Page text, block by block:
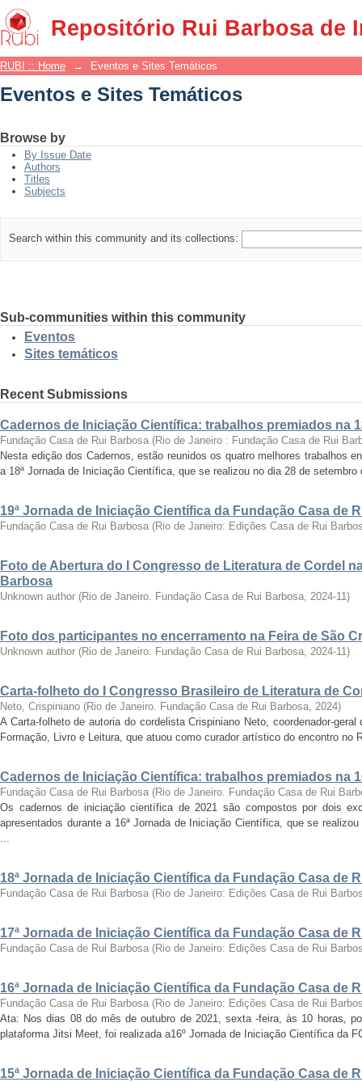
Repositório Rui Barbosa de
Eventos e Sites Temáticos
RUBI :: Home → Eventos e Sites Temáticos
Eventos e Sites Temáticos
Browse by
By Issue Date
Authors
Titles
Subjects
Search within this community and its collections:
Sub-communities within this community
Eventos
Sites temáticos
Recent Submissions
Cadernos de Iniciação Científica: trabalhos premiados na
Fundação Casa de Rui Barbosa (Rio de Janeiro : Fundação Casa de Rui
Nesta edição dos Cadernos, estão reunidos os quatro melhores trabalhos
a 18ª Jornada de Iniciação Científica, que se realizou no dia 28 de
19ª Jornada de Iniciação Científica da Fundação Casa de
Fundação Casa de Rui Barbosa (Rio de Janeiro: Edições Casa de Rui
Foto de Abertura do I Congresso de Literatura de Cordel
Barbosa
Unknown author (Rio de Janeiro. Fundação Casa de Rui Barbosa, 2024-11)
Foto dos participantes no encerramento na Feira de São
Unknown author (Rio de Janeiro. Fundação Casa de Rui Barbosa, 2024-11)
Carta-folheto do I Congresso Brasileiro de Literatura de
Neto, Crispiniano (Rio de Janeiro. Fundação Casa de Rui Barbosa, 2024)
A Carta-folheto de autoria do cordelista Crispiniano Neto, coordenador-
Formação, Livro e Leitura, que atuou como curador artístico do encontro no
Cadernos de Iniciação Científica: trabalhos premiados na
Fundação Casa de Rui Barbosa (Rio de Janeiro. Fundação Casa de Rui
Os cadernos de iniciação científica de 2021 são compostos por dois
apresentados durante a 16ª Jornada de Iniciação Científica, que se
...
18ª Jornada de Iniciação Científica da Fundação Casa de
Fundação Casa de Rui Barbosa (Rio de Janeiro: Edições Casa de Rui
17ª Jornada de Iniciação Científica da Fundação Casa de
Fundação Casa de Rui Barbosa (Rio de Janeiro: Edições Casa de Rui
16ª Jornada de Iniciação Científica da Fundação Casa de
Fundação Casa de Rui Barbosa (Rio de Janeiro: Edições Casa de Rui
Ata: Nos dias 08 do mês de outubro de 2021, sexta -feira, às 10 horas,
plataforma Jitsi Meet, foi realizada a16º Jornada de Iniciação Científica da
15ª Jornada de Iniciação Científica da Fundação Casa de